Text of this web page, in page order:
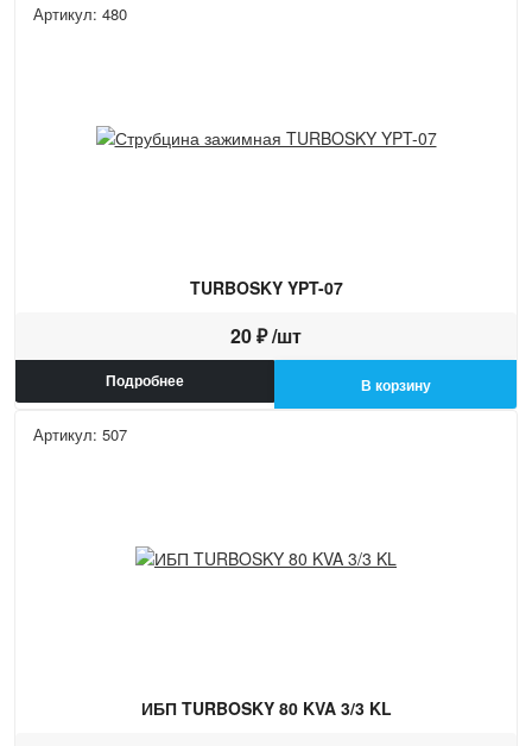
Артикул: 480
TURBOSKY YPT-07
20 ₽ /шт
Подробнее В корзину
Артикул: 507
ИБП TURBOSKY 80 KVA 3/3 KL